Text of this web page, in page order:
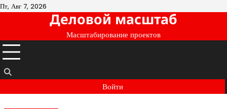
Перейти
Пт, Авг 7, 2026
Деловой масштаб
Масштабирование проектов
Войти